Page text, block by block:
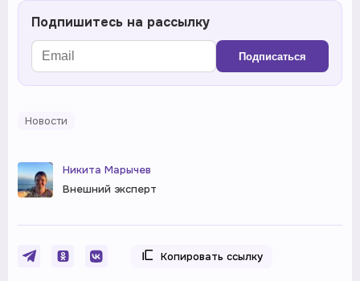
Подпишитесь на рассылку
Подписаться
Новости
Никита Марычев
Внешний эксперт
Копировать ссылку